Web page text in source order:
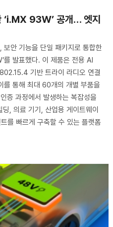
‘i.MX 93W’ 공개… 엣지
안 기능을 단일 패키지로 통합한
를 발표했다. 이 제품은 전용 AI
기반 트라이 라디오 연결
를 통해 최대 60개의 개별 부품을
증 과정에서 발생하는 복잡성을
, 의료 기기, 산업용 게이트웨이
를 빠르게 구축할 수 있는 플랫폼